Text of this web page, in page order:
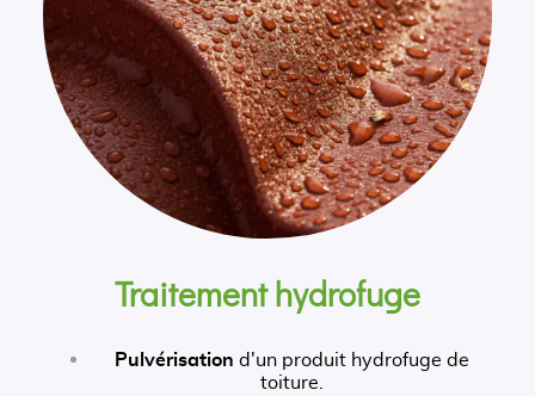
Traitement hydrofuge
Pulvérisation d'un produit hydrofuge de
toiture.